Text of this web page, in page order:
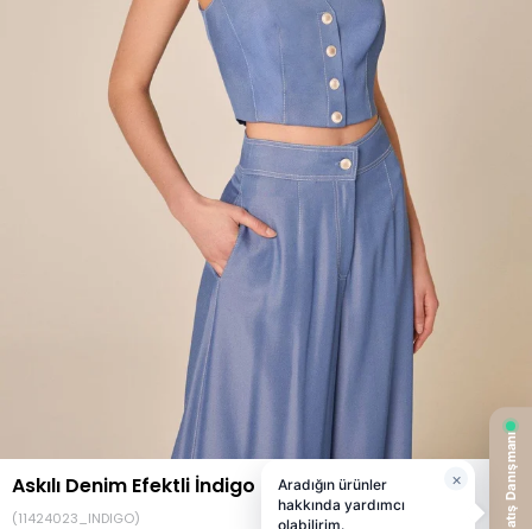
Askılı Denim Efektli İndigo Büstiyer
(11424023_INDIGO)